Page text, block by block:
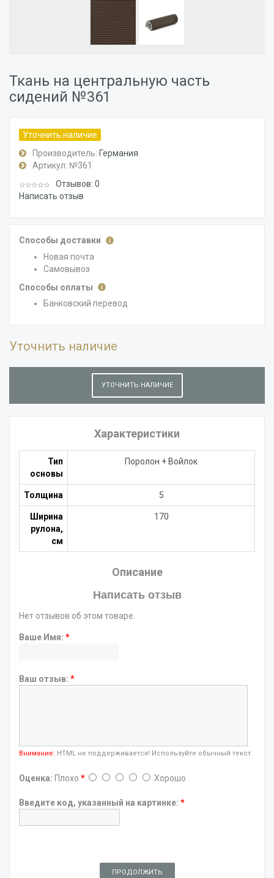
Ткань на центральную часть
сидений №361
Уточнить наличие
Производитель: Германия
Артикул: №361
Отзывов: 0
Написать отзыв
Способы доставки
Новая почта
Самовывоз
Способы оплаты
Банковский перевод
Уточнить наличие
УТОЧНИТЬ НАЛИЧИЕ
Характеристики
Тип
основы
Поролон + Войлок
Толщина 5
Ширина
рулона,
см
170
Описание
Написать отзыв
Нет отзывов об этом товаре.
Ваше Имя: *
Ваш отзыв: *
Внимание: HTML не поддерживается! Используйте обычный текст.
Оценка: Плохо * Хорошо
Введите код, указанный на картинке: *
ПРОДОЛЖИТЬ